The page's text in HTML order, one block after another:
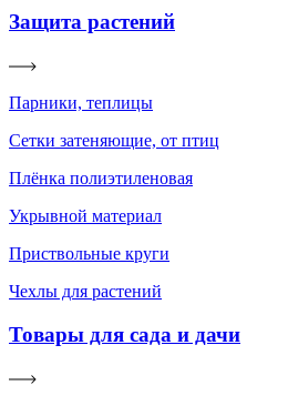
Защита растений
Парники, теплицы
Сетки затеняющие, от птиц
Плёнка полиэтиленовая
Укрывной материал
Приствольные круги
Чехлы для растений
Товары для сада и дачи